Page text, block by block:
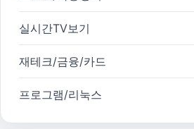
실시간TV보기
재테크/금융/카드
프로그램/리눅스